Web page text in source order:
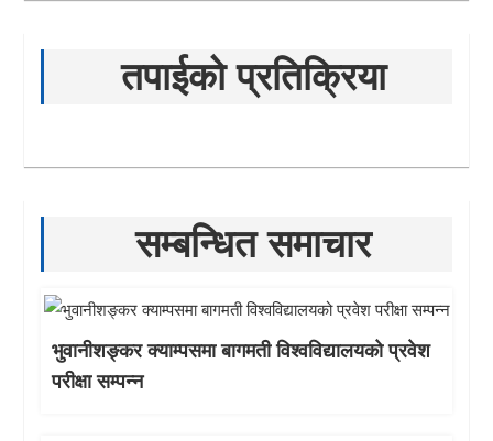
तपाईको प्रतिक्रिया
सम्बन्धित समाचार
भुवानीशङ्कर क्याम्पसमा बागमती विश्वविद्यालयको प्रवेश
परीक्षा सम्पन्न